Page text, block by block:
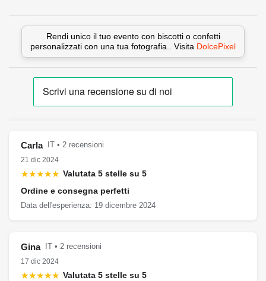
Rendi unico il tuo evento con biscotti o confetti
personalizzati con una tua fotografia.. Visita DolcePixel
Carla
IT • 2 recensioni
21 dic 2024
★★★★★ Valutata 5 stelle su 5
Ordine e consegna perfetti
Data dell'esperienza: 19 dicembre 2024
Gina
IT • 2 recensioni
17 dic 2024
★★★★★ Valutata 5 stelle su 5